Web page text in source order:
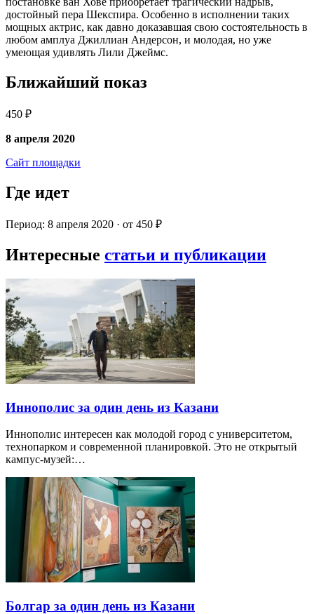
достойный пера Шекспира. Особенно в исполнении таких
мощных актрис, как давно доказавшая свою состоятельность в
любом амплуа Джиллиан Андерсон, и молодая, но уже
умеющая удивлять Лили Джеймс.
Ближайший показ
450 ₽
8 апреля 2020
Сайт площадки
Где идет
Период: 8 апреля 2020 · от 450 ₽
Интересные статьи и публикации
Иннополис за один день из Казани
Иннополис интересен как молодой город с университетом,
технопарком и современной планировкой. Это не открытый
кампус-музей:…
Болгар за один день из Казани